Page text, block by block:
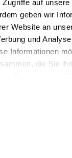
auf
geben wir
Website an
und
Informationen
die Sie